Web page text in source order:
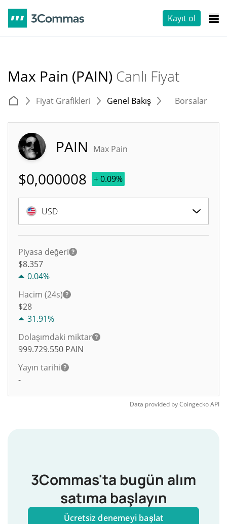
Kayıt ol
Max Pain (PAIN) Canlı Fiyat
Fiyat Grafikleri Genel Bakış Borsalar
PAIN Max Pain
$0,000008 + 0.09%
USD
Piyasa değeri
$8.357
0.04%
Hacim (24s)
$28
31.91%
Dolaşımdaki miktar
999.729.550 PAIN
Yayın tarihi
-
Data provided byCoingeckoAPI
3Commas'ta bugün alım
satıma başlayın
Ücretsiz denemeyi başlat